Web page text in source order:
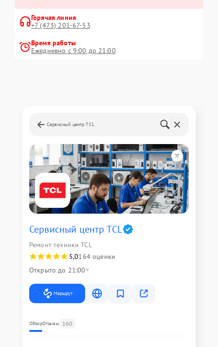
Горячая линия
+7 (473) 201-67-53
Время работы
Ежедневно с 9:00 до 21:00
Сервисный центр TCL
Сервисный центр TCL
Ремонт техники TCL
5,0164 оценки
Открыто до 21:00
Маршрут
ОбзорОтзывы 160